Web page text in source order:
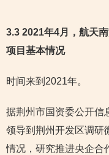
3.3 2021年4月，航天
项目基本情况
时间来到2021年。
据荆州市国资委公开信
领导到荆州开发区调研
情况，研究推进央企合